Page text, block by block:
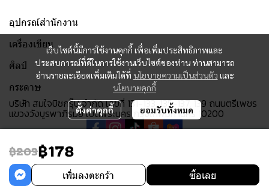
฿203฿178
เพิ่มลงตะกร้า ซื้อเลย
เว็บไซต์นี้มีการใช้งานคุกกี้ เพื่อเพิ่มประสิทธิภาพและ
ประสบการณ์ที่ดีในการใช้งานเว็บไซต์ของท่าน ท่านสามารถ
อ่านรายละเอียดเพิ่มเติมได้ที่ นโยบายความเป็นส่วนตัว และ
นโยบายคุกกี้
ตั้งค่าคุกกี้ ยอมรับทั้งหมด
อุปกรณ์สำนักงาน
เครื่องเขียน
ศิลป์
กระดาษ
บริษัท สมใจบิซกรุ๊ป จำกัด เลขที่ 131-133, 135-137, 139 ถนนตรีเพชร
แขวงวังบูรพาภิรมย์ เขตพระนคร กรุงเทพมหานคร 10200
© 2023 SOMJAI ALL RIGHTS RESERVED